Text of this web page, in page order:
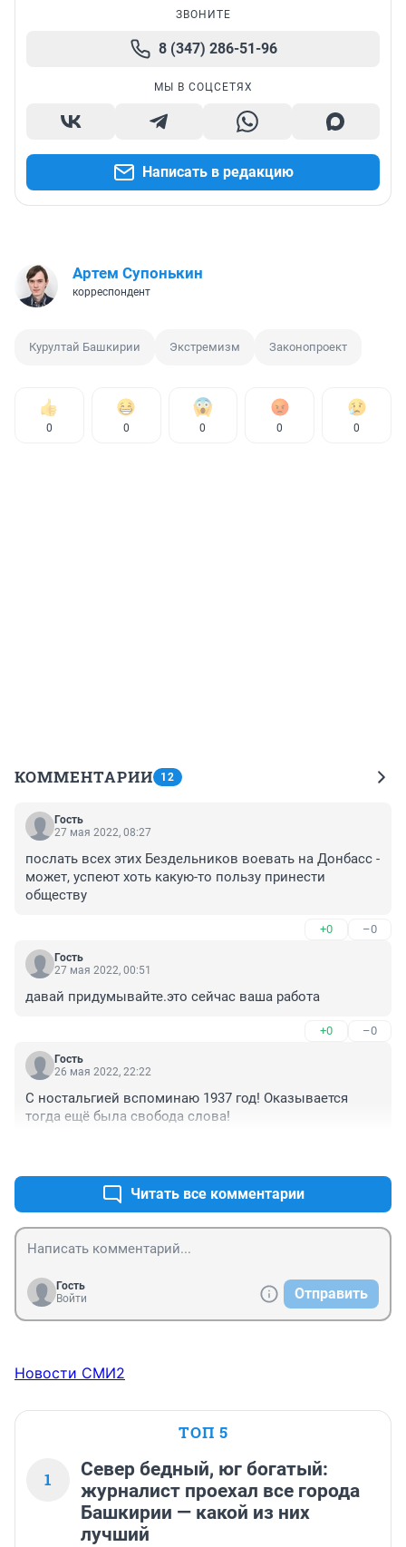
ЗВОНИТЕ
8 (347) 286-51-96
МЫ В СОЦСЕТЯХ
Написать в редакцию
Артем Супонькин
корреспондент
Курултай Башкирии Экстремизм Законопроект
0 0 0 0 0
КОММЕНТАРИИ 12
Гость
27 мая 2022, 08:27
послать всех этих Бездельников воевать на Донбасс -
может, успеют хоть какую-то пользу принести
обществу
+0 –0
Гость
27 мая 2022, 00:51
давай придумывайте.это сейчас ваша работа
+0 –0
Гость
26 мая 2022, 22:22
С ностальгией вспоминаю 1937 год! Оказывается
тогда ещё была свобода слова!
Читать все комментарии
Гость
Войти
Отправить
Новости СМИ2
ТОП 5
1
Север бедный, юг богатый:
журналист проехал все города
Башкирии — какой из них
лучший